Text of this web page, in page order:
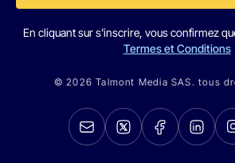
En cliquant sur s'inscrire, vous confirmez
Termes et Conditions
© 2026 Talmont Media SAS. tous